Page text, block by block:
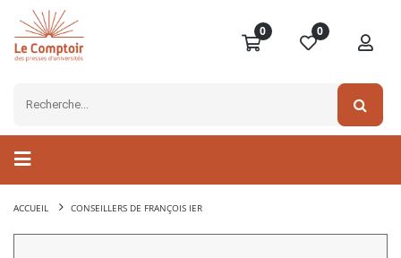
0 0
ACCUEIL CONSEILLERS DE FRANÇOIS IER